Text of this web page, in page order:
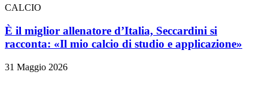
CALCIO
È il miglior allenatore d’Italia, Seccardini si
racconta: «Il mio calcio di studio e applicazione»
31 Maggio 2026